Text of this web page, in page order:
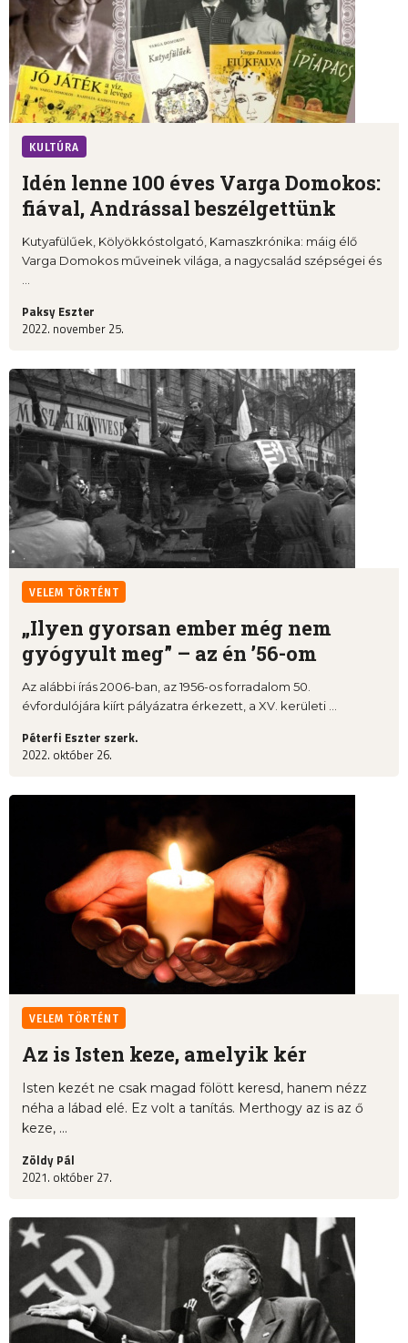
KULTÚRA
Idén lenne 100 éves Varga Domokos:
fiával, Andrással beszélgettünk
Kutyafülűek, Kölyökkóstolgató, Kamaszkrónika: máig élő
Varga Domokos műveinek világa, a nagycsalád szépségei és
Paksy Eszter
2022. november 25.
VELEM TÖRTÉNT
„Ilyen gyorsan ember még nem
gyógyult meg” – az én ’56-om
Az alábbi írás 2006-ban, az 1956-os forradalom 50.
évfordulójára kiírt pályázatra érkezett, a XV. kerületi ...
Péterfi Eszter szerk.
2022. október 26.
VELEM TÖRTÉNT
Az is Isten keze, amelyik kér
Isten kezét ne csak magad fölött keresd, hanem nézz
néha a lábad elé. Ez volt a tanítás. Merthogy az is az ő
keze, ...
Zöldy Pál
2021. október 27.